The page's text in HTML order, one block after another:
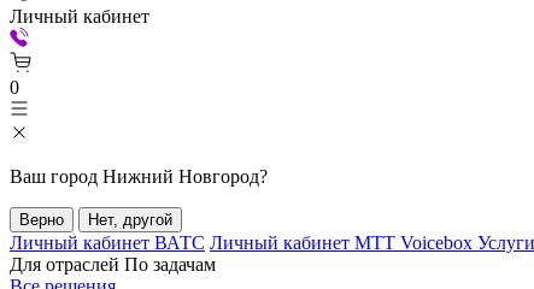
Личный кабинет
0
Ваш город Нижний Новгород?
Верно Нет, другой
Личный кабинет ВАТС Личный кабинет МТТ Voicebox
Для отраслей По задачам